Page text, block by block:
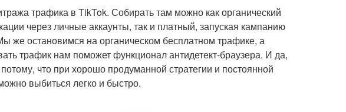
трафика в TikTok. Собирать там можно как органический
через личные аккаунты, так и платный, запуская кампанию
же остановимся на органическом бесплатном трафике, а
трафик нам поможет функционал антидетект-браузера. И да,
что при хорошо продуманной стратегии и постоянной
выбиться легко и быстро.